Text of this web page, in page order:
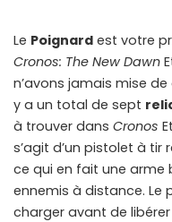
WHY JOIN
ALL PERKS — ZERO
Le Poignard est votre
Cronos: The New Dawn
n’avons jamais mise de
y a un total de sept
à trouver dans Cronos
s’agit d’un pistolet à
ce qui en fait une arme
ennemis à distance.
charger avant de